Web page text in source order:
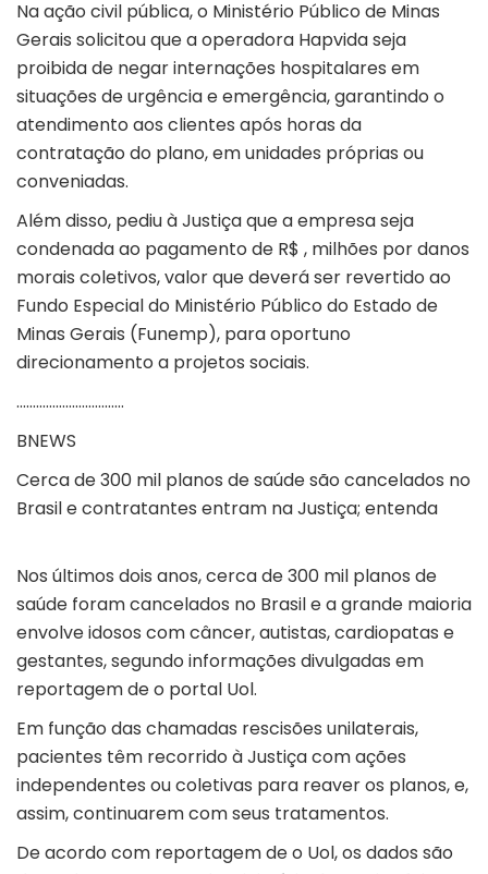
Na ação civil pública, o Ministério Público de Minas
Gerais solicitou que a operadora Hapvida seja
proibida de negar internações hospitalares em
situações de urgência e emergência, garantindo o
atendimento aos clientes após horas da
contratação do plano, em unidades próprias ou
conveniadas.
Além disso, pediu à Justiça que a empresa seja
condenada ao pagamento de R$ , milhões por danos
morais coletivos, valor que deverá ser revertido ao
Fundo Especial do Ministério Público do Estado de
Minas Gerais (Funemp), para oportuno
direcionamento a projetos sociais.
……………………………
BNEWS
Cerca de 300 mil planos de saúde são cancelados no
Brasil e contratantes entram na Justiça; entenda
Nos últimos dois anos, cerca de 300 mil planos de
saúde foram cancelados no Brasil e a grande maioria
envolve idosos com câncer, autistas, cardiopatas e
gestantes, segundo informações divulgadas em
reportagem de o portal Uol.
Em função das chamadas rescisões unilaterais,
pacientes têm recorrido à Justiça com ações
independentes ou coletivas para reaver os planos, e,
assim, continuarem com seus tratamentos.
De acordo com reportagem de o Uol, os dados são